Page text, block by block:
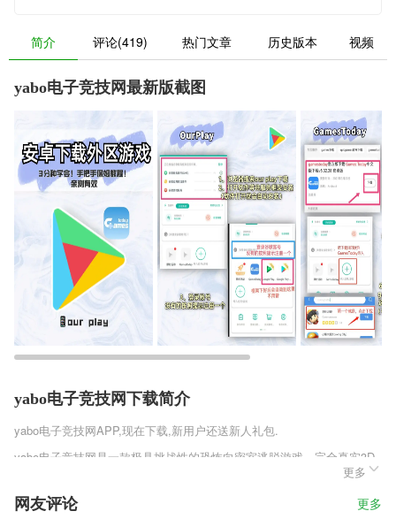
简介 评论(419) 热门文章 历史版本 视频
yabo电子竞技网最新版截图
yabo电子竞技网下载简介
yabo电子竞技网APP,现在下载,新用户还送新人礼包.
yabo电子竞技网是一款极具挑战性的恐怖向密室逃脱游戏，完全真实3D
的场景等你进行探索，海量的谜题可供你沉浸在其中，作为一名侦探，你
需要去打开手电筒可以更好的看到全部的内容，不断的移动过程中你也可
以去解锁出更多的内容，电池需要去尽可能收集到手中。
更多
网友评论 更多